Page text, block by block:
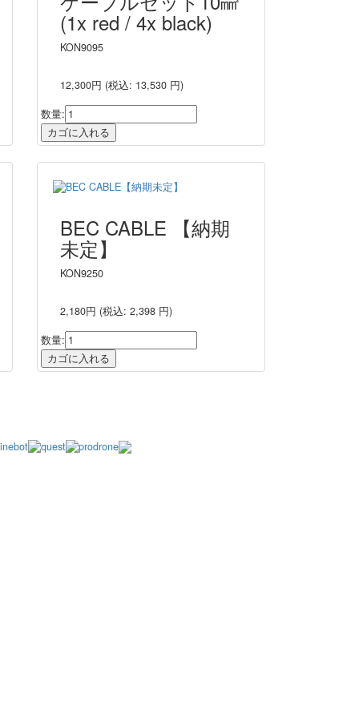
(1x red / 4x black)
KON9095
12,300円 (税込: 13,530 円)
数量:
BEC CABLE 【納期
未定】
KON9250
2,180円 (税込: 2,398 円)
数量: